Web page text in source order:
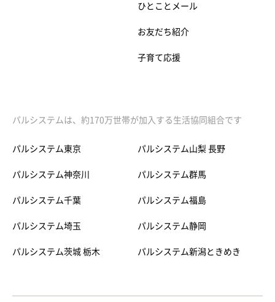
ひとことメール
お友だち紹介
子育て応援
パルシステムは、約170万世帯が加入する生活協同組合です
パルシステム東京
パルシステム神奈川
パルシステム千葉
パルシステム埼玉
パルシステム茨城 栃木
パルシステム山梨 長野
パルシステム群馬
パルシステム福島
パルシステム静岡
パルシステム新潟ときめき